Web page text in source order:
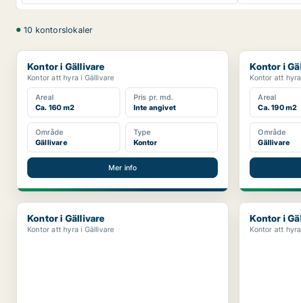
10 kontorslokaler
Kontor i Gällivare
Kontor i Gällivare
Kontor att hyra i Gällivare
Areal
Ca. 160 m2
Pris pr. md.
Inte angivet
Område
Gällivare
Type
Kontor
Mer info
Kontor i
Kontor i
Kontor att
Areal
Ca. 190 m2
Område
Gällivare
Kontor i Gällivare
Kontor i Gällivare
Kontor att hyra i Gällivare
Kontor i
Kontor i
Kontor att